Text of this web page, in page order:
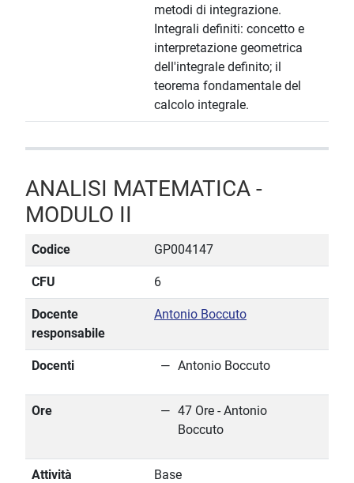
metodi di integrazione.
Integrali definiti: concetto e
interpretazione geometrica
dell'integrale definito; il
teorema fondamentale del
calcolo integrale.
ANALISI MATEMATICA -
MODULO II
Codice GP004147
CFU 6
Docente
responsabile
Antonio Boccuto
Docenti Antonio Boccuto
Ore
47 Ore - Antonio
Boccuto
Attività Base